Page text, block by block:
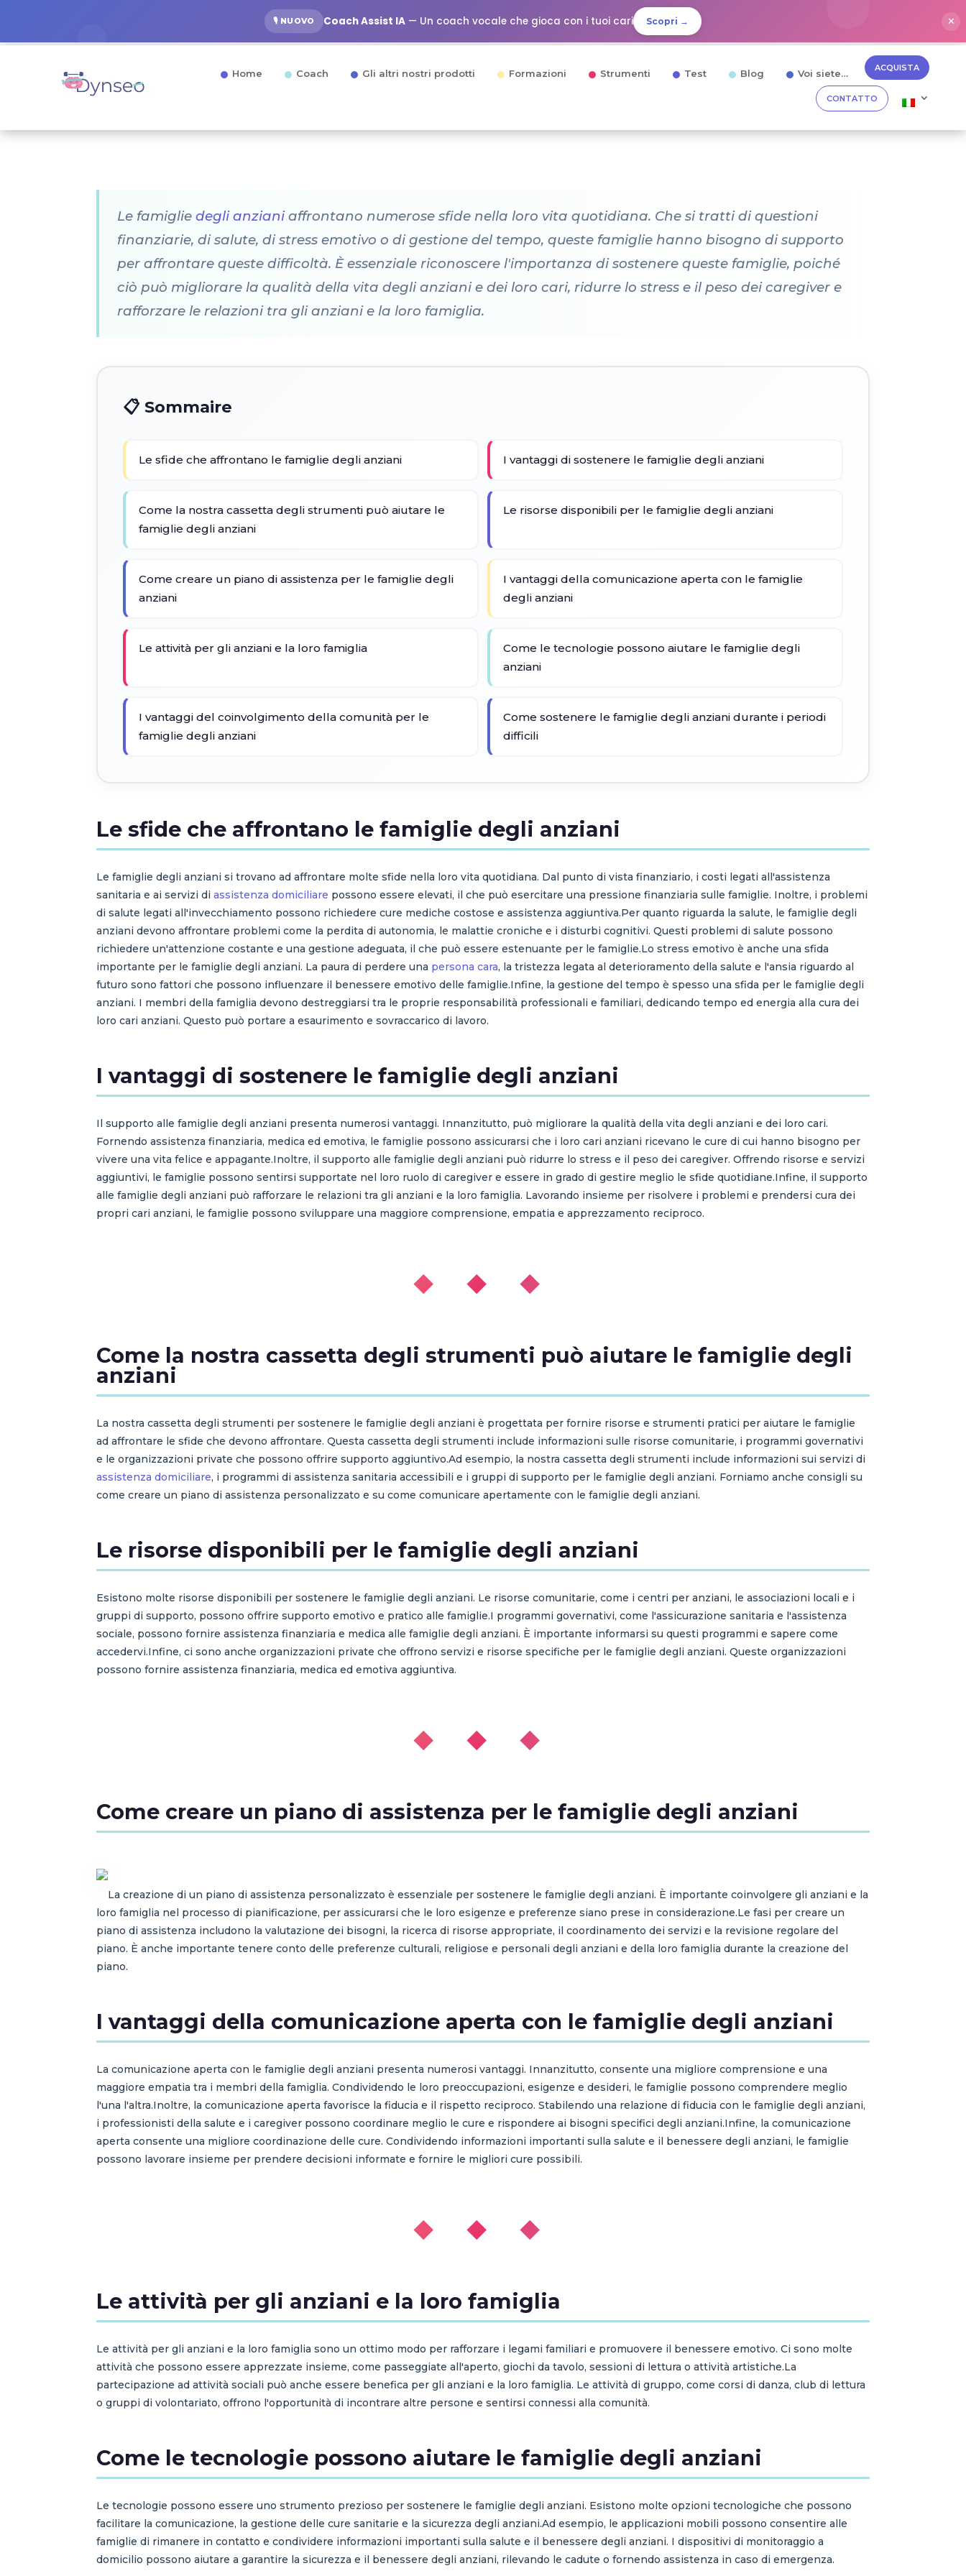
🎙️ NUOVO Coach Assist IA— Un coach vocale che gioca con i tuoi cari Scopri → ✕
Home Coach Gli altri nostri prodotti Formazioni Strumenti Test Blog Voi siete… ACQUISTA
CONTATTO
Le famigliedegli anzianiaffrontano numerose sfide nella loro vita quotidiana. Che si tratti di questioni
finanziarie, di salute, di stress emotivo o di gestione del tempo, queste famiglie hanno bisogno di supporto
per affrontare queste difficoltà. È essenziale riconoscere l'importanza di sostenere queste famiglie, poiché
ciò può migliorare la qualità della vita degli anziani e dei loro cari, ridurre lo stress e il peso dei caregiver e
rafforzare le relazioni tra gli anziani e la loro famiglia.
📋 Sommaire
Le sfide che affrontano le famiglie degli anziani I vantaggi di sostenere le famiglie degli anziani
Come la nostra cassetta degli strumenti può aiutare le
famiglie degli anziani
Le risorse disponibili per le famiglie degli anziani
Come creare un piano di assistenza per le famiglie degli
anziani
I vantaggi della comunicazione aperta con le famiglie
degli anziani
Le attività per gli anziani e la loro famiglia
Come le tecnologie possono aiutare le famiglie degli
anziani
I vantaggi del coinvolgimento della comunità per le
famiglie degli anziani
Come sostenere le famiglie degli anziani durante i periodi
difficili
Le sfide che affrontano le famiglie degli anziani
Le famiglie degli anziani si trovano ad affrontare molte sfide nella loro vita quotidiana. Dal punto di vista finanziario, i costi legati all'assistenza
sanitaria e ai servizi diassistenza domiciliare possono essere elevati, il che può esercitare una pressione finanziaria sulle famiglie. Inoltre, i problemi
di salute legati all'invecchiamento possono richiedere cure mediche costose e assistenza aggiuntiva.Per quanto riguarda la salute, le famiglie degli
anziani devono affrontare problemi come la perdita di autonomia, le malattie croniche e i disturbi cognitivi. Questi problemi di salute possono
richiedere un'attenzione costante e una gestione adeguata, il che può essere estenuante per le famiglie.Lo stress emotivo è anche una sfida
importante per le famiglie degli anziani. La paura di perdere una persona cara, la tristezza legata al deterioramento della salute e l'ansia riguardo al
futuro sono fattori che possono influenzare il benessere emotivo delle famiglie.Infine, la gestione del tempo è spesso una sfida per le famiglie degli
anziani. I membri della famiglia devono destreggiarsi tra le proprie responsabilità professionali e familiari, dedicando tempo ed energia alla cura dei
loro cari anziani. Questo può portare a esaurimento e sovraccarico di lavoro.
I vantaggi di sostenere le famiglie degli anziani
Il supporto alle famiglie degli anziani presenta numerosi vantaggi. Innanzitutto, può migliorare la qualità della vita degli anziani e dei loro cari.
Fornendo assistenza finanziaria, medica ed emotiva, le famiglie possono assicurarsi che i loro cari anziani ricevano le cure di cui hanno bisogno per
vivere una vita felice e appagante.Inoltre, il supporto alle famiglie degli anziani può ridurre lo stress e il peso dei caregiver. Offrendo risorse e servizi
aggiuntivi, le famiglie possono sentirsi supportate nel loro ruolo di caregiver e essere in grado di gestire meglio le sfide quotidiane.Infine, il supporto
alle famiglie degli anziani può rafforzare le relazioni tra gli anziani e la loro famiglia. Lavorando insieme per risolvere i problemi e prendersi cura dei
propri cari anziani, le famiglie possono sviluppare una maggiore comprensione, empatia e apprezzamento reciproco.
◆ ◆ ◆
Come la nostra cassetta degli strumenti può aiutare le famiglie degli
anziani
La nostra cassetta degli strumenti per sostenere le famiglie degli anziani è progettata per fornire risorse e strumenti pratici per aiutare le famiglie
ad affrontare le sfide che devono affrontare. Questa cassetta degli strumenti include informazioni sulle risorse comunitarie, i programmi governativi
e le organizzazioni private che possono offrire supporto aggiuntivo.Ad esempio, la nostra cassetta degli strumenti include informazioni sui servizi di
assistenza domiciliare, i programmi di assistenza sanitaria accessibili e i gruppi di supporto per le famiglie degli anziani. Forniamo anche consigli su
come creare un piano di assistenza personalizzato e su come comunicare apertamente con le famiglie degli anziani.
Le risorse disponibili per le famiglie degli anziani
Esistono molte risorse disponibili per sostenere le famiglie degli anziani. Le risorse comunitarie, come i centri per anziani, le associazioni locali e i
gruppi di supporto, possono offrire supporto emotivo e pratico alle famiglie.I programmi governativi, come l'assicurazione sanitaria e l'assistenza
sociale, possono fornire assistenza finanziaria e medica alle famiglie degli anziani. È importante informarsi su questi programmi e sapere come
accedervi.Infine, ci sono anche organizzazioni private che offrono servizi e risorse specifiche per le famiglie degli anziani. Queste organizzazioni
possono fornire assistenza finanziaria, medica ed emotiva aggiuntiva.
◆ ◆ ◆
Come creare un piano di assistenza per le famiglie degli anziani
La creazione di un piano di assistenza personalizzato è essenziale per sostenere le famiglie degli anziani. È importante coinvolgere gli anziani e la
loro famiglia nel processo di pianificazione, per assicurarsi che le loro esigenze e preferenze siano prese in considerazione.Le fasi per creare un
piano di assistenza includono la valutazione dei bisogni, la ricerca di risorse appropriate, il coordinamento dei servizi e la revisione regolare del
piano. È anche importante tenere conto delle preferenze culturali, religiose e personali degli anziani e della loro famiglia durante la creazione del
piano.
I vantaggi della comunicazione aperta con le famiglie degli anziani
La comunicazione aperta con le famiglie degli anziani presenta numerosi vantaggi. Innanzitutto, consente una migliore comprensione e una
maggiore empatia tra i membri della famiglia. Condividendo le loro preoccupazioni, esigenze e desideri, le famiglie possono comprendere meglio
l'una l'altra.Inoltre, la comunicazione aperta favorisce la fiducia e il rispetto reciproco. Stabilendo una relazione di fiducia con le famiglie degli anziani,
i professionisti della salute e i caregiver possono coordinare meglio le cure e rispondere ai bisogni specifici degli anziani.Infine, la comunicazione
aperta consente una migliore coordinazione delle cure. Condividendo informazioni importanti sulla salute e il benessere degli anziani, le famiglie
possono lavorare insieme per prendere decisioni informate e fornire le migliori cure possibili.
◆ ◆ ◆
Le attività per gli anziani e la loro famiglia
Le attività per gli anziani e la loro famiglia sono un ottimo modo per rafforzare i legami familiari e promuovere il benessere emotivo. Ci sono molte
attività che possono essere apprezzate insieme, come passeggiate all'aperto, giochi da tavolo, sessioni di lettura o attività artistiche.La
partecipazione ad attività sociali può anche essere benefica per gli anziani e la loro famiglia. Le attività di gruppo, come corsi di danza, club di lettura
o gruppi di volontariato, offrono l'opportunità di incontrare altre persone e sentirsi connessi alla comunità.
Come le tecnologie possono aiutare le famiglie degli anziani
Le tecnologie possono essere uno strumento prezioso per sostenere le famiglie degli anziani. Esistono molte opzioni tecnologiche che possono
facilitare la comunicazione, la gestione delle cure sanitarie e la sicurezza degli anziani.Ad esempio, le applicazioni mobili possono consentire alle
famiglie di rimanere in contatto e condividere informazioni importanti sulla salute e il benessere degli anziani. I dispositivi di monitoraggio a
domicilio possono aiutare a garantire la sicurezza e il benessere degli anziani, rilevando le cadute o fornendo assistenza in caso di emergenza.